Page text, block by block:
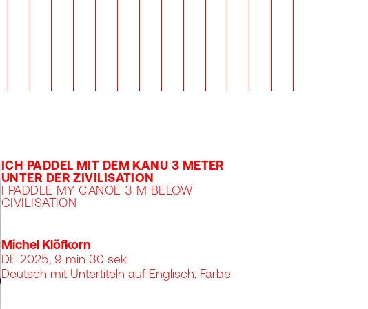
ICH PADDEL MIT DEM KANU 3 METER
UNTER DER ZIVILISATION
I PADDLE MY CANOE 3 M BELOW
CIVILISATION
Michel Klöfkorn
DE 2025, 9 min 30 sek
Deutsch mit Untertiteln auf Englisch, Farbe